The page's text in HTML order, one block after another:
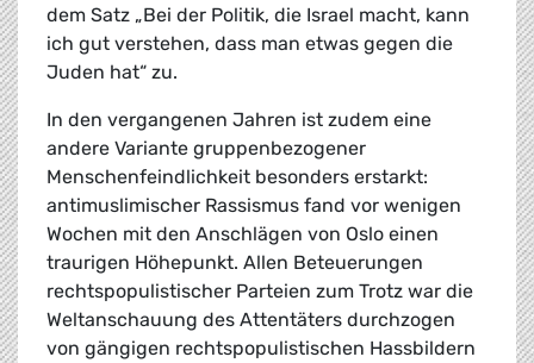
dem Satz „Bei der Politik, die Israel macht, kann
ich gut verstehen, dass man etwas gegen die
Juden hat“ zu.
In den vergangenen Jahren ist zudem eine
andere Variante gruppenbezogener
Menschenfeindlichkeit besonders erstarkt:
antimuslimischer Rassismus fand vor wenigen
Wochen mit den Anschlägen von Oslo einen
traurigen Höhepunkt. Allen Beteuerungen
rechtspopulistischer Parteien zum Trotz war die
Weltanschauung des Attentäters durchzogen
von gängigen rechtspopulistischen Hassbildern